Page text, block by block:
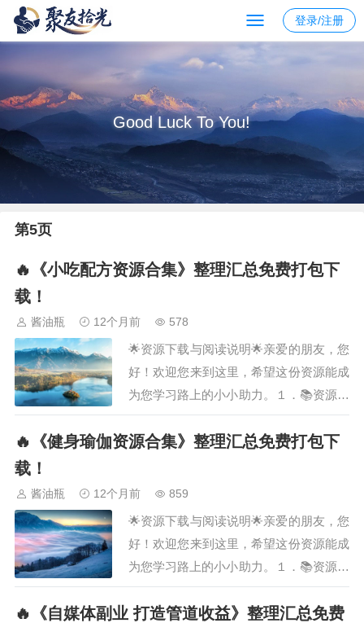
登录/注册
Good Luck To You!
第5页
🔥《小吃配方资源合集》整理汇总免费打包下
载！
酱油瓶 12个月前 578
🌟资源下载与阅读说明🌟亲爱的朋友，您
好！欢迎您来到这里，希望这份资源能成
为您学习路上的小小助力。１．📚资源名
称· ［《小吃配方资源合集》整理汇总］
２．📖资源说明· 这份资料涵盖了［《小
心筛选、汇总而成，旨在为您提供系统化
整理的时…
🔥《健身瑜伽资源合集》整理汇总免费打包下
载！
酱油瓶 12个月前 859
🌟资源下载与阅读说明🌟亲爱的朋友，您
好！欢迎您来到这里，希望这份资源能成
为您学习路上的小小助力。１．📚资源名
称· ［《健身瑜伽资源合集》整理汇总］
２．📖资源说明· 这份资料涵盖了［《健
🔥《自媒体副业 打造管道收益》整理汇总免费